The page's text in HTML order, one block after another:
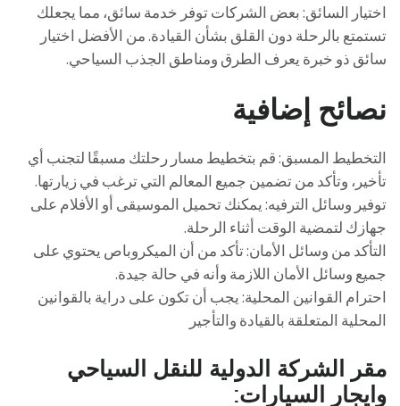
اختيار السائق: بعض الشركات توفر خدمة سائق، مما يجعلك
تستمتع بالرحلة دون القلق بشأن القيادة. من الأفضل اختيار
سائق ذو خبرة يعرف الطرق ومناطق الجذب السياحي.
نصائح إضافية
التخطيط المسبق: قم بتخطيط مسار رحلتك مسبقًا لتجنب أي
تأخير، وتأكد من تضمين جميع المعالم التي ترغب في زيارتها.
توفير وسائل الترفيه: يمكنك تحميل الموسيقى أو الأفلام على
جهازك لتمضية الوقت أثناء الرحلة.
التأكد من وسائل الأمان: تأكد من أن الميكروباص يحتوي على
جميع وسائل الأمان اللازمة وأنه في حالة جيدة.
احترام القوانين المحلية: يجب أن تكون على دراية بالقوانين
المحلية المتعلقة بالقيادة والتأجير
مقر الشركة الدولية للنقل السياحي
وايجار السيارات: